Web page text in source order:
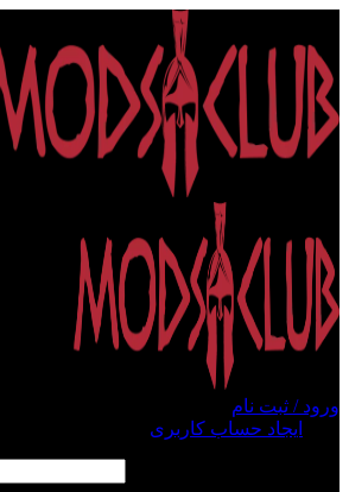
ورود / ثبت نام
ایجاد حساب کاربری